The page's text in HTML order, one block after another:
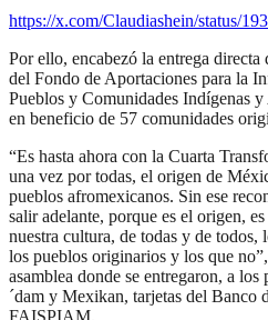
https://x.com/Claudiashein/status/
Por ello, encabezó la entrega
del Fondo de Aportaciones para la
Pueblos y Comunidades Indígenas
en beneficio de 57 comunidades
“Es hasta ahora con la Cuarta
una vez por todas, el origen de
pueblos afromexicanos. Sin ese
salir adelante, porque es el origen,
nuestra cultura, de todas y de todos,
los pueblos originarios y los que
asamblea donde se entregaron, a
´dam y Mexikan, tarjetas del Banco